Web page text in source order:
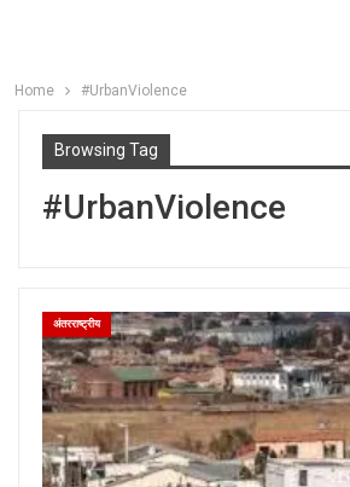
Home #UrbanViolence
Browsing Tag
#UrbanViolence
अंतरराष्ट्रीय